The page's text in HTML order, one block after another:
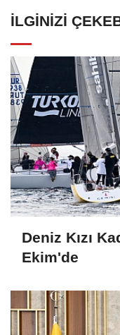
İLGINIZI
Deniz Kızı
Ekim'de